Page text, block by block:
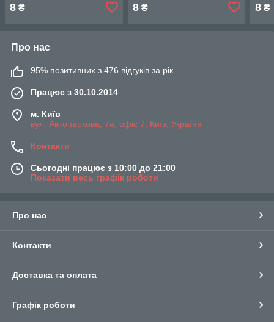
8 ₴ 8₴ 8 ₴
Про нас
95% позитивних з 476 відгуків за рік
Працює з 30.10.2014
м. Київ
вул. Автопаркова, 7а, офіс 7, Київ, Україна
Контакти
Сьогодні працює з 10:00 до 21:00
Показати весь графік роботи
Про нас
Контакти
Доставка та оплата
Графік роботи